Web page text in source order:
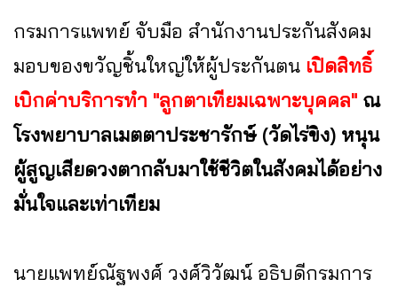
กรมการแพทย์ จับมือ สำนักงานประกันสังคม
มอบของขวัญชิ้นใหญ่ให้ผู้ประกันตน เปิดสิทธิ์
เบิกค่าบริการทำ "ลูกตาเทียมเฉพาะบุคคล" ณ
โรงพยาบาลเมตตาประชารักษ์ (วัดไร่ขิง) หนุน
ผู้สูญเสียดวงตากลับมาใช้ชีวิตในสังคมได้อย่าง
มั่นใจและเท่าเทียม
นายแพทย์ณัฐพงศ์ วงศ์วิวัฒน์ อธิบดีกรมการ